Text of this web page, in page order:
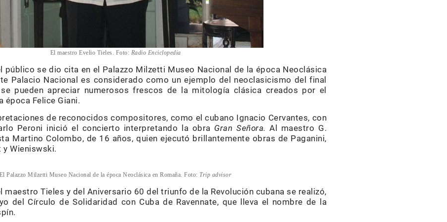
El maestro Evelio Tieles. Foto: Radio Enciclopedia
público se dio cita en el Palazzo Milzetti Museo Nacional de la época Neoclásica
Palacio Nacional es considerado como un ejemplo del neoclasicismo del final
pueden apreciar numerosos frescos de la mitología clásica creados por el
época Felice Giani.
de reconocidos compositores, como el cubano Ignacio Cervantes, con
Peroni inició el concierto interpretando la obra Gran Señora.Al maestro G.
Martino Colombo, de 16 años, quien ejecutó brillantemente obras de Paganini,
y Wieniswski.
El Palazzo Milzetti Museo Nacional de la época Neoclásica en Romaña. Foto: Trip advisor
maestro Tieles y del Aniversario 60 del triunfo de la Revolución cubana se realizó,
del Círculo de Solidaridad con Cuba de Ravennate, que lleva el nombre de la